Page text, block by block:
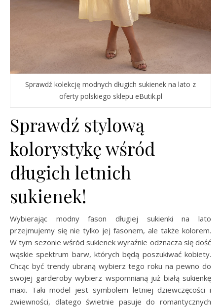
Sprawdź kolekcję modnych długich sukienek na lato z
oferty polskiego sklepu eButik.pl
Sprawdź stylową
kolorystykę wśród
długich letnich
sukienek!
Wybierając modny fason długiej sukienki na lato
przejmujemy się nie tylko jej fasonem, ale także kolorem.
W tym sezonie wśród sukienek wyraźnie odznacza się dość
wąskie spektrum barw, których będą poszukiwać kobiety.
Chcąc być trendy ubraną wybierz tego roku na pewno do
swojej garderoby wybierz wspomnianą już białą sukienkę
maxi. Taki model jest symbolem letniej dziewczęcości i
zwiewności, dlatego świetnie pasuje do romantycznych